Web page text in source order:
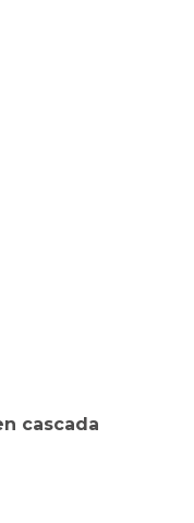
cascada